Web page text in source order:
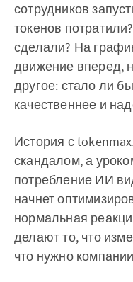
сотрудников
токенов
сделали? На
движение вперед,
другое: стало ли
качественнее и
История с
скандалом, а
потребление ИИ
начнет
нормальная
делают то, что
что нужно